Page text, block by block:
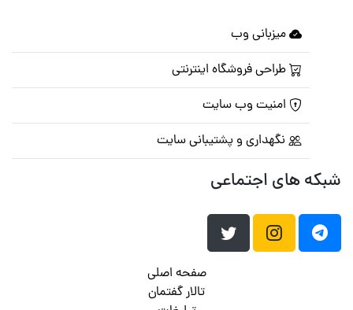
میزبانی وب
طراحی فروشگاه اینترنتی
امنیت وب سایت
نگهداری و پشتیبانی سایت
شبکه های اجتماعی
صفحه اصلی
تالار گفتمان